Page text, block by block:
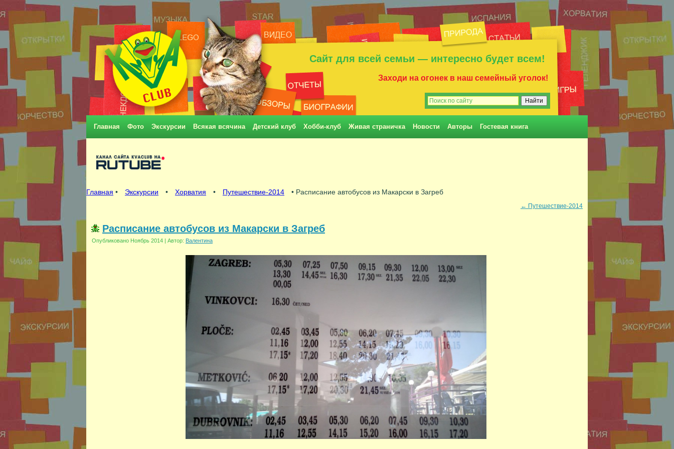
Сайт для всей семьи — интересно будет всем!
Заходи на огонек в наш семейный уголок!
Главная Фото Экскурсии Всякая всячина Детский клуб Хобби-клуб Живая страничка Новости Авторы Гостевая книга
Главная • Экскурсии • Хорватия • Путешествие-2014 • Расписание автобусов из Макарски в Загреб
← Путешествие-2014
Расписание автобусов из Макарски в Загреб
Опубликовано Ноябрь 2014 | Автор: Валентина